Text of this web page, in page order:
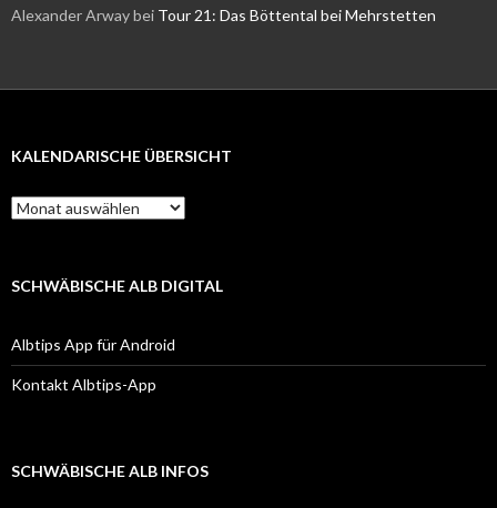
Alexander Arwaybei Tour 21: Das Böttental bei Mehrstetten
KALENDARISCHE ÜBERSICHT
Kalendarische
Übersicht
SCHWÄBISCHE ALB DIGITAL
Albtips App für Android
Kontakt Albtips-App
SCHWÄBISCHE ALB INFOS